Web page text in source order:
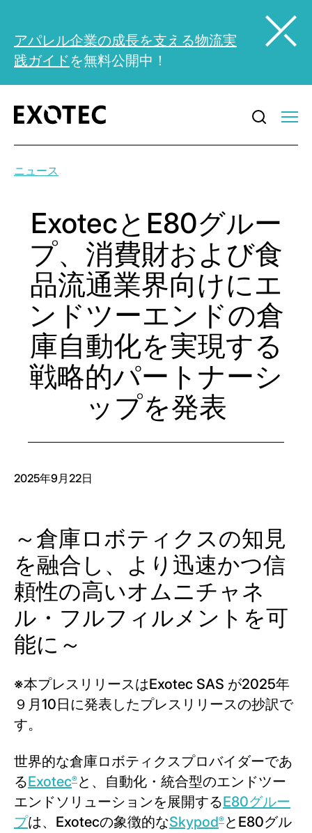
アパレル企業の成長を支える物流実
践ガイドを無料公開中！
ニュース
ExotecとE80グルー
プ、消費財および食
品流通業界向けにエ
ンドツーエンドの倉
庫自動化を実現する
戦略的パートナーシ
ップを発表
2025年9月22日
～倉庫ロボティクスの知見
を融合し、より迅速かつ信
頼性の高いオムニチャネ
ル・フルフィルメントを可
能に～
※本プレスリリースはExotec SAS が2025年
９月10日に発表したプレスリリースの抄訳で
す。
世界的な倉庫ロボティクスプロバイダーであ
るExotec® と、自動化・統合型のエンドツー
エンドソリューションを展開するE80グルー
プは、Exotecの象徴的なSkypod® とE80グル